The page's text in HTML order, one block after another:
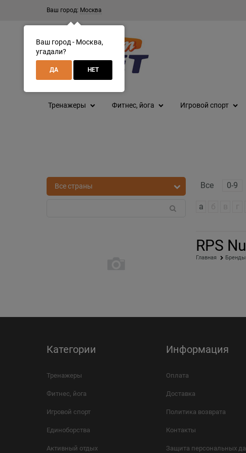
Ваш город: Москва
Тренажеры Фитнес, йога Игровой спорт
Все 0-9
а
RPS
Главная Бренды
Категории
Тренажеры
Фитнес, йога
Игровой спорт
Единоборства
Активный отдых
Информация
Оплата
Доставка
Политика возврата
Контакты
Защита персональных
Ваш город - Москва,
угадали?
ДА НЕТ